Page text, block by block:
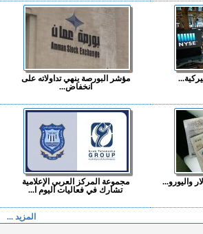
مؤشر البورصة ينهي تداولاته على
انخفاض...
واليورو...
مجموعة المركز العربي الإعلامية
تشارك في فعاليات اليوم ا...
المزيد ...